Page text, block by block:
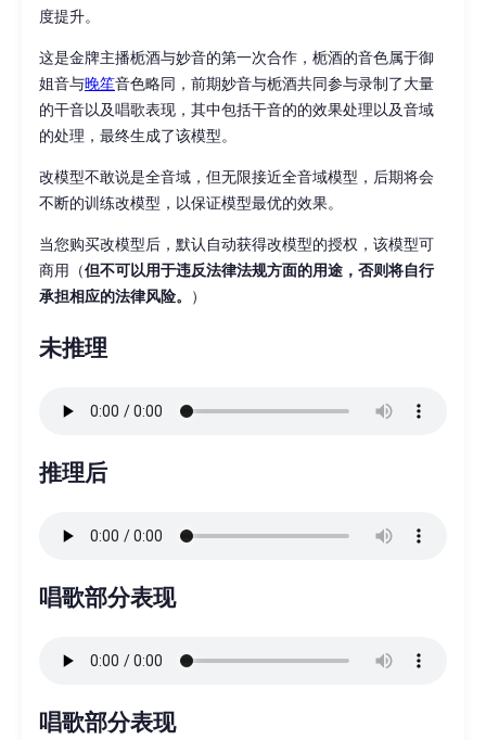
度提升。
这是金牌主播栀酒与妙音的第一次合作，栀酒的音色属于御
姐音与晚笙音色略同，前期妙音与栀酒共同参与录制了大量
的干音以及唱歌表现，其中包括干音的的效果处理以及音域
的处理，最终生成了该模型。
改模型不敢说是全音域，但无限接近全音域模型，后期将会
不断的训练改模型，以保证模型最优的效果。
当您购买改模型后，默认自动获得改模型的授权，该模型可
商用（但不可以用于违反法律法规方面的用途，否则将自行
承担相应的法律风险。
）
未推理
推理后
唱歌部分表现
唱歌部分表现